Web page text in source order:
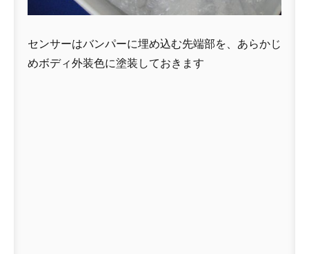
センサーはバンパーに埋め込む先端部を、あらかじ
めボディ外装色に塗装しておきます